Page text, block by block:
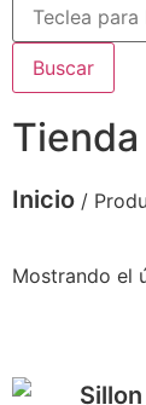
Buscar
Tienda
Inicio /
Mostrando el